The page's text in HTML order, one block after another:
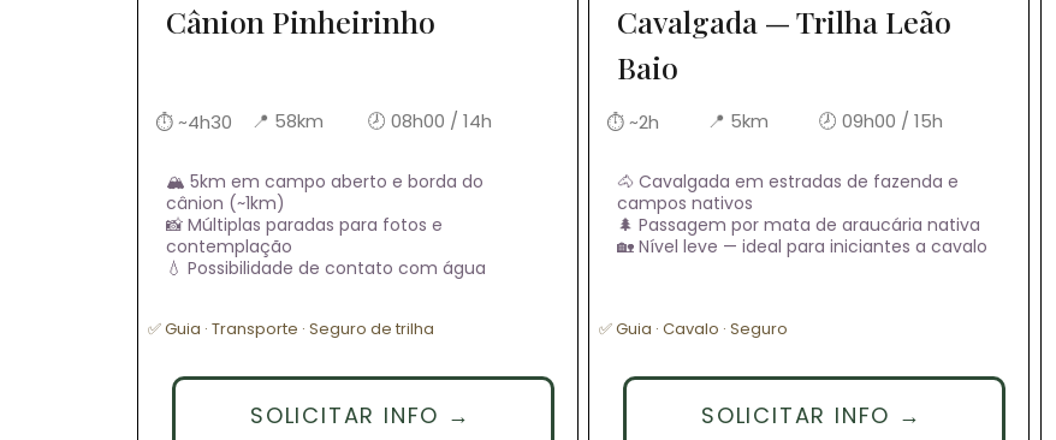
Cânion Pinheirinho
⏱ ~4h30 📍 58km 🕗 08h00 / 14h
🏔️ 5km em campo aberto e borda do
cânion (~1km)
📸 Múltiplas paradas para fotos e
contemplação
💧 Possibilidade de contato com água
✅ Guia · Transporte · Seguro de trilha
SOLICITAR INFO →
Cavalgada — Trilha Leão
Baio
⏱ ~2h 📍 5km 🕗 09h00 / 15h
🐴 Cavalgada em estradas de fazenda e
campos nativos
🌲 Passagem por mata de araucária nativa
🏡 Nível leve — ideal para iniciantes a cavalo
✅ Guia · Cavalo · Seguro
SOLICITAR INFO →